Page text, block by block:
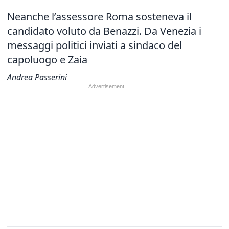
Neanche l’assessore Roma sosteneva il
candidato voluto da Benazzi. Da Venezia i
messaggi politici inviati a sindaco del
capoluogo e Zaia
Andrea Passerini